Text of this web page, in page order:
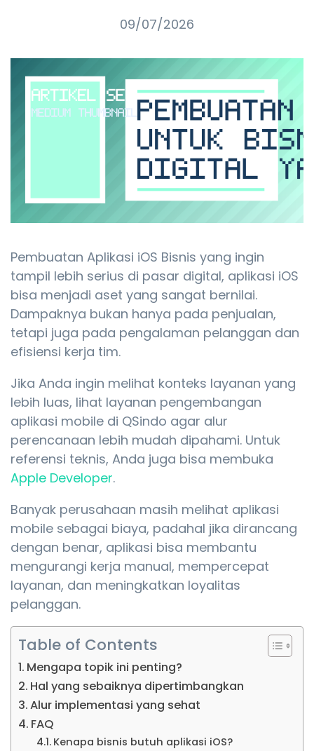
09/07/2026
Pembuatan Aplikasi iOS Bisnis yang ingin
tampil lebih serius di pasar digital, aplikasi iOS
bisa menjadi aset yang sangat bernilai.
Dampaknya bukan hanya pada penjualan,
tetapi juga pada pengalaman pelanggan dan
efisiensi kerja tim.
Jika Anda ingin melihat konteks layanan yang
lebih luas, lihat layanan pengembangan
aplikasi mobile di QSindo agar alur
perencanaan lebih mudah dipahami. Untuk
referensi teknis, Anda juga bisa membuka
Apple Developer.
Banyak perusahaan masih melihat aplikasi
mobile sebagai biaya, padahal jika dirancang
dengan benar, aplikasi bisa membantu
mengurangi kerja manual, mempercepat
layanan, dan meningkatkan loyalitas
pelanggan.
Table of Contents
Mengapa topik ini penting?
Hal yang sebaiknya dipertimbangkan
Alur implementasi yang sehat
FAQ
Kenapa bisnis butuh aplikasi iOS?